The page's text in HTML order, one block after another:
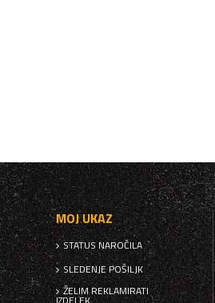
MOJ UKAZ
STATUS NAROČILA
SLEDENJE POŠILJK
ŽELIM REKLAMIRATI